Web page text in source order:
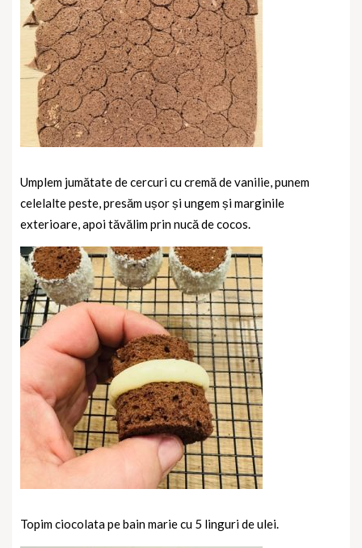
Umplem jumătate de cercuri cu cremă de vanilie, punem
celelalte peste, presăm ușor și ungem și marginile
exterioare, apoi tăvălim prin nucă de cocos.
Topim ciocolata pe bain marie cu 5 linguri de ulei.